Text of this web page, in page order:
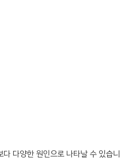
다양한 원인으로 나타날 수 있습니